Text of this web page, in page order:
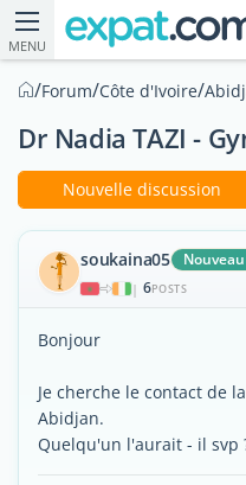
MENU
/Forum/Côte d'Ivoire/
Dr Nadia TAZI -
Nouvelle discussion
soukaina05
| 6POSTS
Bonjour
Je cherche le contact de
Abidjan.
Quelqu'un l'aurait - il svp